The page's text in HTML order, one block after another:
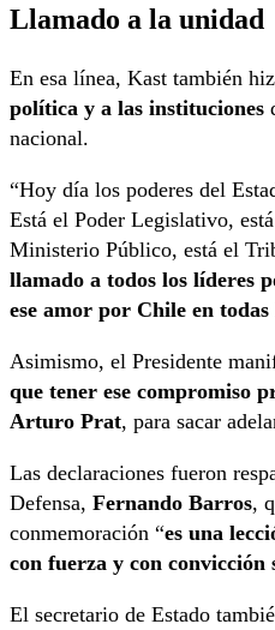
Llamado a la unidad
En esa línea, Kast también
política y a las instituciones
nacional.
“Hoy día los poderes del
Está el Poder Legislativo,
Ministerio Público, está el
llamado a todos los líderes
ese amor por Chile en
Asimismo, el Presidente
que tener ese compromiso
Arturo Prat, para sacar
Las declaraciones fueron
Defensa, Fernando Barros,
conmemoración “es una
con fuerza y con convicción
El secretario de Estado